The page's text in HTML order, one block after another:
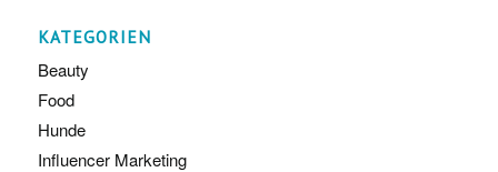
KATEGORIEN
Beauty
Food
Hunde
Influencer Marketing